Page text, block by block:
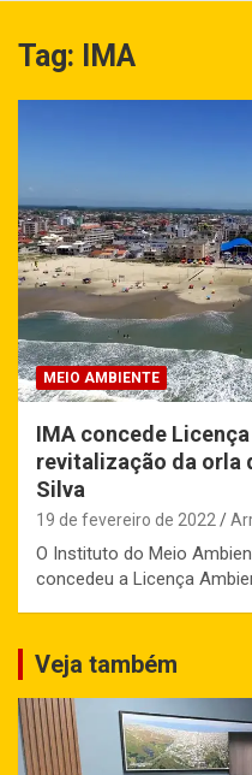
Tag: IMA
MEIO AMBIENTE
IMA concede
revitalização da orla
Silva
19 de fevereiro de 2022
O Instituto do Meio
concedeu a Licença
Veja também